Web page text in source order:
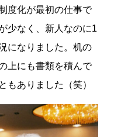
度化が最初の仕事で
少なく、新人なのに1
になりました。机の
上にも書類を積んで
もありました（笑）